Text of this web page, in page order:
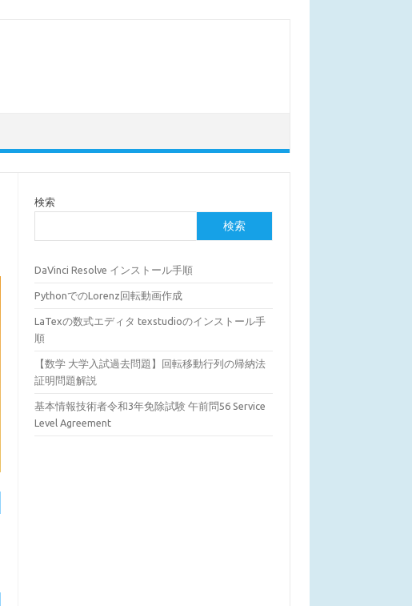
検索
検索
DaVinci Resolve インストール手順
PythonでのLorenz回転動画作成
LaTexの数式エディタ texstudioのインストール手
順
【数学 大学入試過去問題】回転移動行列の帰納法
証明問題解説
基本情報技術者令和3年免除試験 午前問56 Service
Level Agreement